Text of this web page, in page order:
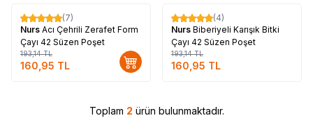
%17
(7)
Nurs Acı Çehrili Zerafet Form
Çayı 42 Süzen Poşet
193,14TL
160,95 TL
%17
(4)
Nurs Biberiyeli Karışık Bitki
Çayı 42 Süzen Poşet
193,14TL
160,95 TL
Toplam 2 ürün bulunmaktadır.